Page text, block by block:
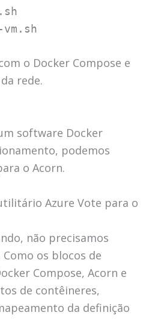
o Docker Compose e
rede.
software Docker
podemos
o Acorn.
Azure Vote para o
não precisamos
Como os blocos de
Compose, Acorn e
de contêineres,
da definição